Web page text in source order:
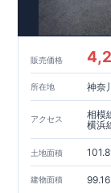
れた、｢数百年
い。｣という基
す。【住宅性能
計段階で、国
宅性能評価：評
までに、計
4回
なく、現場の施
す。 【長期優良
準をクリアし
きちんと手入れ
制度。住宅ロー
るだけでなく、
販売価格
所在地 神奈
アクセス
相模
横浜
土地面積
建物面積